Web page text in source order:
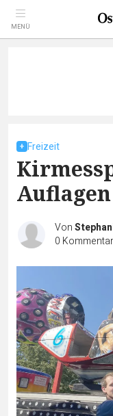
MENÜ
Freizeit
Auflagen
Von
0